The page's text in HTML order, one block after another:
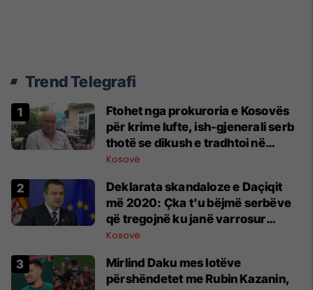
Trend Telegrafi
Ftohet nga prokuroria e Kosovës
për krime lufte, ish-gjenerali serb
thotë se dikush e tradhtoi në
Beograd
Kosovë
​Deklarata skandaloze e Daçiqit
më 2020: Çka t'u bëjmë serbëve
që tregojnë ku janë varrosur
shqiptarët në Serbi
Kosovë
Mirlind Daku mes lotëve
përshëndetet me Rubin Kazanin,